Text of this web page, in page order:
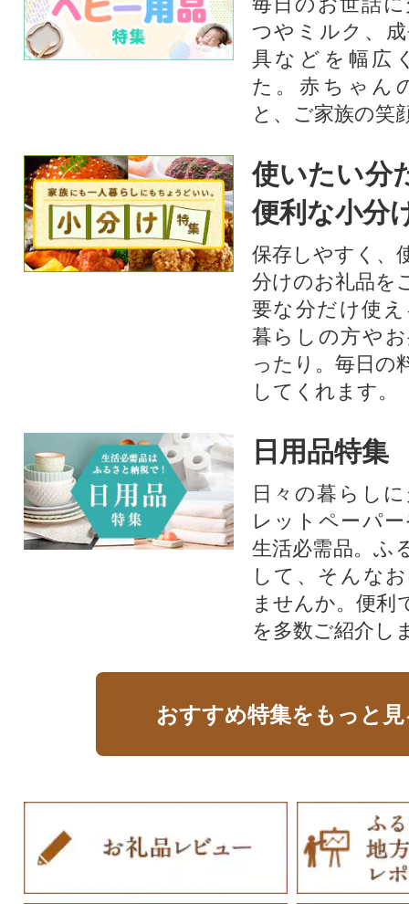
つやミルク、
具などを幅広
た。赤ちゃん
と、ご家族の笑
使いたい分
便利な小分
保存しやすく、
分けのお礼品を
要な分だけ使
暮らしの方や
ったり。毎日の
してくれます。
日用品特集
日々の暮らし
レットペーパ
生活必需品。ふ
して、そんな
ませんか。便利
を多数ご紹介し
おすすめ特集をもっと